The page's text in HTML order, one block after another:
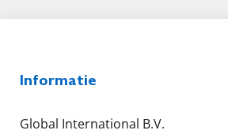
Informatie
Global International B.V.